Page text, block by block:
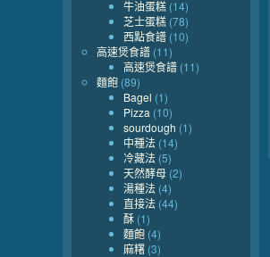
牛油蛋糕 (14)
芝士蛋糕 (78)
西點食譜 (10)
高速煲食譜 (11)
高速煲食譜 (11)
麵飽 (89)
Bagel (1)
Pizza (10)
sourdough (1)
中種法 (14)
冷藏法 (5)
天然酵母 (2)
湯種法 (4)
直接法 (44)
酥 (1)
麵飽 (4)
麻糬 (3)